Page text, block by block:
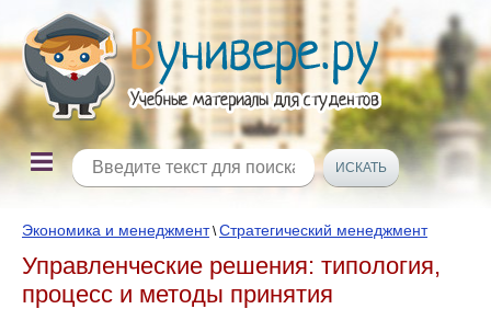
Экономика и менеджмент\Стратегический менеджмент
Управленческие решения: типология,
процесс и методы принятия